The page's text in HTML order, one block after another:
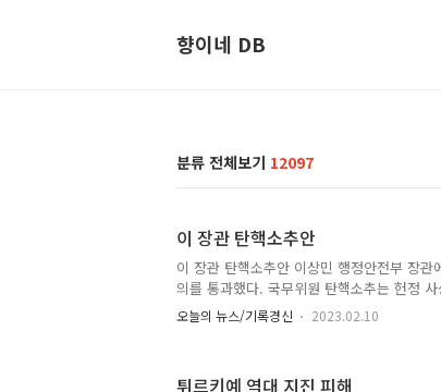
향이네 DB
분류 전체보기 12097
이 장관 탄핵소추안
이 장관 탄핵소추안 이상민 행정안전부 장
의를 통과했다. 국무위원 탄핵소추는 헌정
원 293명 중 179명 찬성으로 이 장관 탄핵소
요건인 재적 의원 과반(150석)을 넘겼다.
오늘의 뉴스/기록경신 2023.02.10
튀르키예 역대 지진 피해